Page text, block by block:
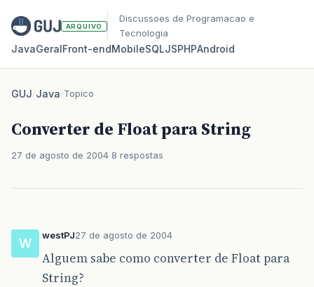
ARQUIVO
Discussoes de Programacao e
Tecnologia
JavaGeralFront‑endMobileSQLJSPHPAndroid
GUJ/Java/Topico
Converter de Float para String
27 de agosto de 2004 8 respostas
W
westPJ27 de agosto de 2004
Alguem sabe como converter de Float para
String?